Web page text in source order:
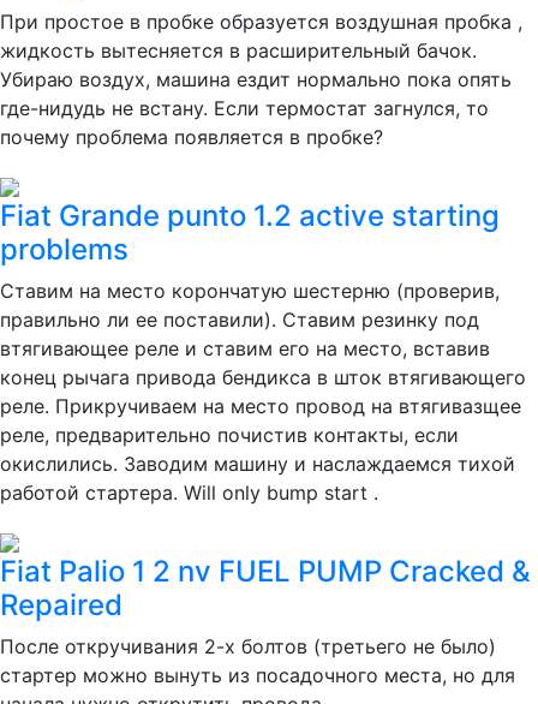
При простое в пробке образуется воздушная пробка ,
жидкость вытесняется в расширительный бачок.
Убираю воздух, машина ездит нормально пока опять
где-нидудь не встану. Если термостат загнулся, то
почему проблема появляется в пробке?
Fiat Grande punto 1.2 active starting
problems
Ставим на место корончатую шестерню (проверив,
правильно ли ее поставили). Ставим резинку под
втягивающее реле и ставим его на место, вставив
конец рычага привода бендикса в шток втягивающего
реле. Прикручиваем на место провод на втягивазщее
реле, предварительно почистив контакты, если
окислились. Заводим машину и наслаждаемся тихой
работой стартера. Will only bump start .
Fiat Palio 1 2 nv FUEL PUMP Cracked &
Repaired
После откручивания 2-х болтов (третьего не было)
стартер можно вынуть из посадочного места, но для